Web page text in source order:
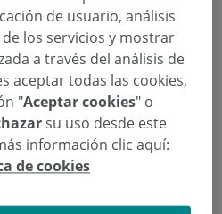
genial y han tenido la
sonrisas, abrazos, regalos y
por los nervios
de los más
sin habla cuando los
para visitarles.
de ésta,
de usuario, análisis
los servicios y mostrar
a través del análisis de
aceptar todas las cookies,
"Aceptar cookies" o
su uso desde este
información clic aquí:
de cookies